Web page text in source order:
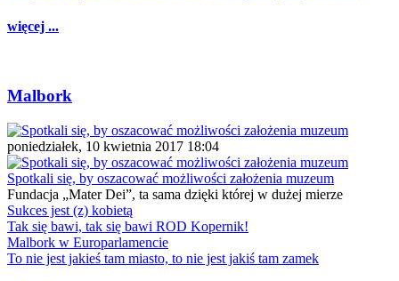
więcej ...
Malbork
poniedziałek, 10 kwietnia 2017 18:04
Spotkali się, by oszacować możliwości założenia muzeum
Fundacja „Mater Dei”, ta sama dzięki której w dużej mierze
Sukces jest (z) kobietą
Tak się bawi, tak się bawi ROD Kopernik!
Malbork w Europarlamencie
To nie jest jakieś tam miasto, to nie jest jakiś tam zamek